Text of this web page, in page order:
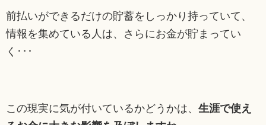
前払いができるだけの貯蓄をしっかり持っていて、
情報を集めている人は、さらにお金が貯まってい
く･･･
この現実に気が付いているかどうかは、 生涯で使え